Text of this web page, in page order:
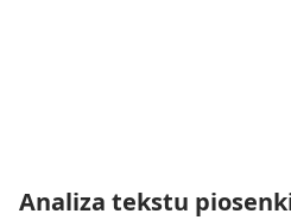
Analiza tekstu